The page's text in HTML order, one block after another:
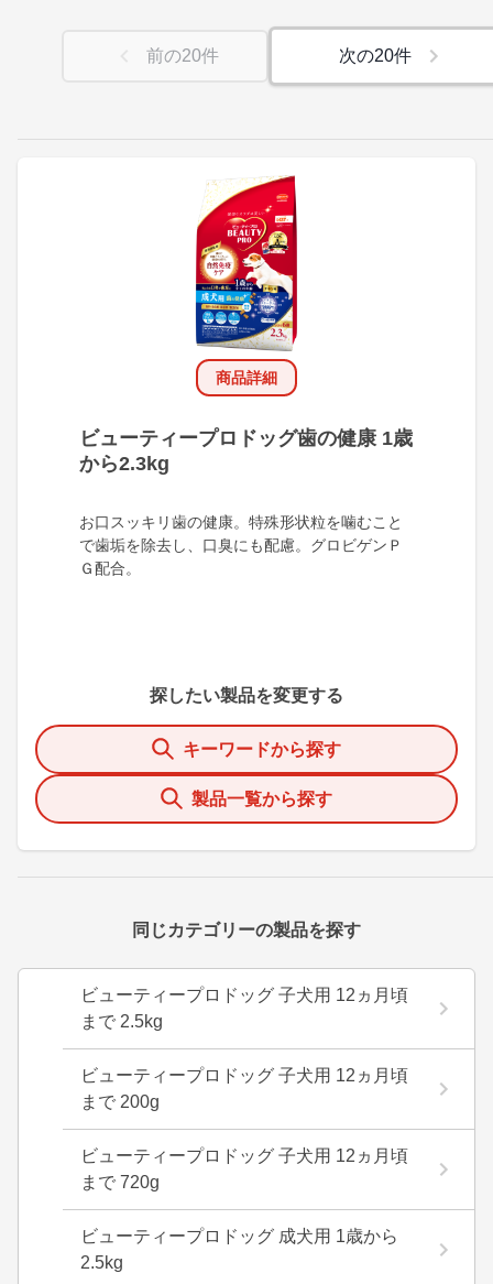
商品詳細
ビューティープロドッグ歯の健康 1歳
から2.3kg
お口スッキリ歯の健康。特殊形状粒を噛むこと
で歯垢を除去し、口臭にも配慮。グロビゲンＰ
Ｇ配合。
探したい製品を変更する
キーワードから探す
製品一覧から探す
同じカテゴリーの製品を探す
ビューティープロドッグ 子犬用 12ヵ月頃
まで 2.5kg
ビューティープロドッグ 子犬用 12ヵ月頃
まで 200g
ビューティープロドッグ 子犬用 12ヵ月頃
まで 720g
ビューティープロドッグ 成犬用 1歳から
2.5kg
前の20件 次の20件